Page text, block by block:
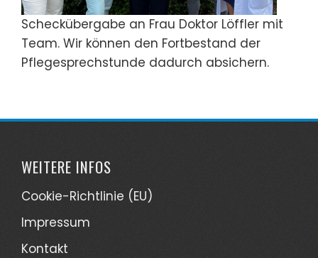
Scheckübergabe an Frau Doktor Löffler mit
Team. Wir können den Fortbestand der
Pflegesprechstunde dadurch absichern.
WEITERE INFOS
Cookie-Richtlinie (EU)
Impressum
Kontakt